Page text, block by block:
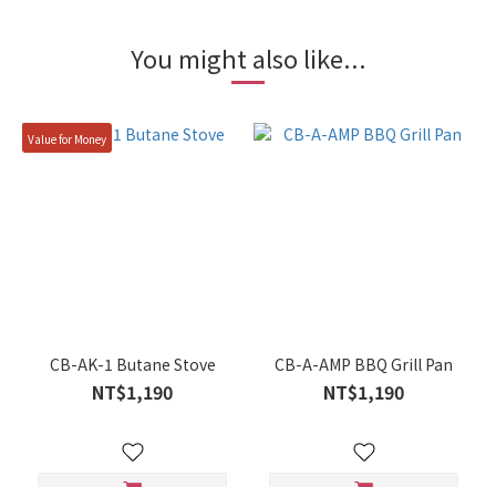
You might also like...
Value for Money
CB-AK-1 Butane Stove
NT$1,190
CB-A-AMP BBQ Grill Pan
NT$1,190